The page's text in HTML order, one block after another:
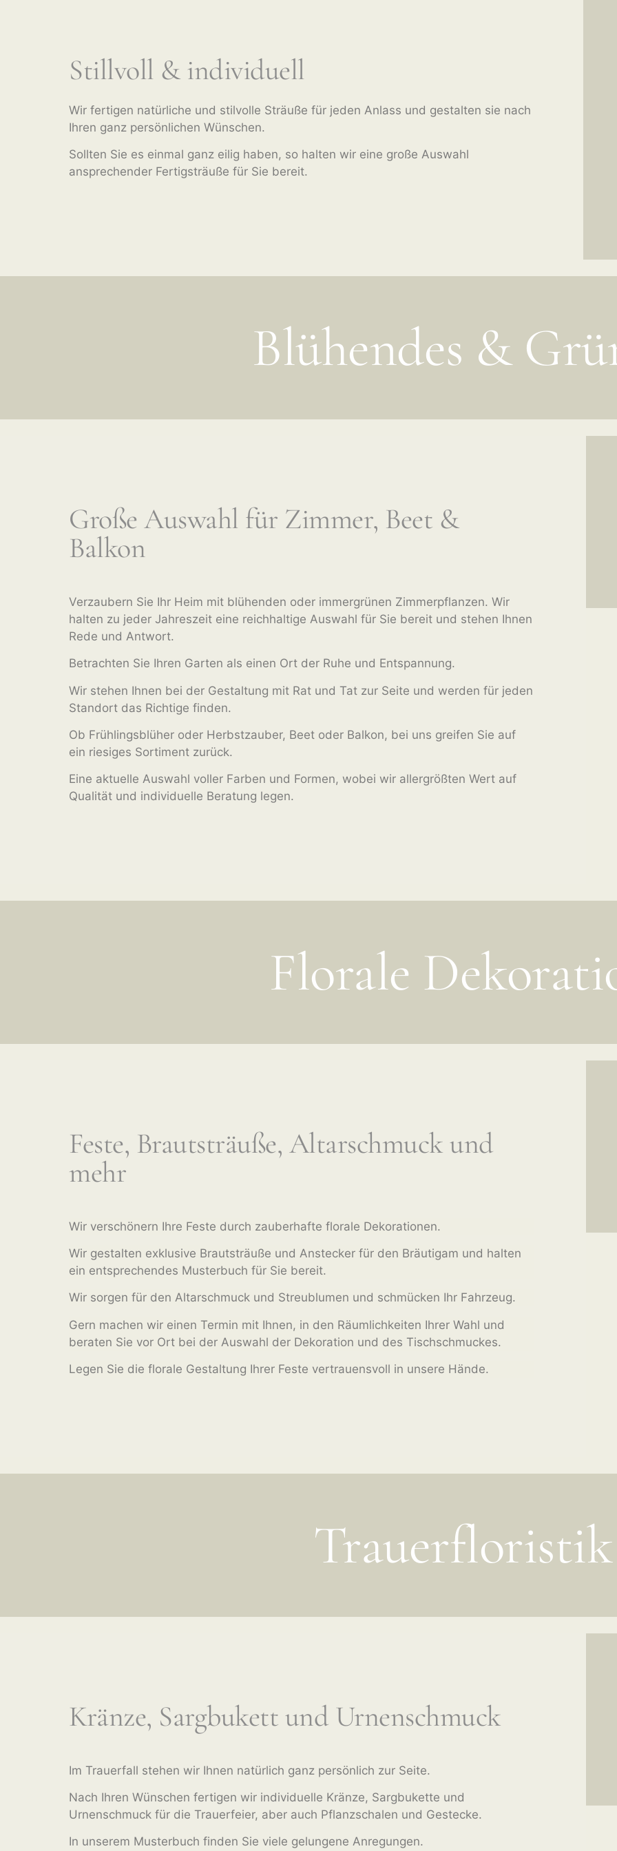
Stillvoll & individuell
Wir fertigen natürliche und stilvolle Sträuße für jeden Anlass und gestalten sie nach
Ihren ganz persönlichen Wünschen.
Sollten Sie es einmal ganz eilig haben, so halten wir eine große Auswahl
ansprechender Fertigsträuße für Sie bereit.
Blühendes &
Große Auswahl für Zimmer, Beet &
Balkon
Verzaubern Sie Ihr Heim mit blühenden oder immergrünen Zimmerpflanzen. Wir
halten zu jeder Jahreszeit eine reichhaltige Auswahl für Sie bereit und stehen Ihnen
Rede und Antwort.
Betrachten Sie Ihren Garten als einen Ort der Ruhe und Entspannung.
Wir stehen Ihnen bei der Gestaltung mit Rat und Tat zur Seite und werden für jeden
Standort das Richtige finden.
Ob Frühlingsblüher oder Herbstzauber, Beet oder Balkon, bei uns greifen Sie auf
ein riesiges Sortiment zurück.
Eine aktuelle Auswahl voller Farben und Formen, wobei wir allergrößten Wert auf
Qualität und individuelle Beratung legen.
Florale
Feste, Brautsträuße, Altarschmuck und
mehr
Wir verschönern Ihre Feste durch zauberhafte florale Dekorationen.
Wir gestalten exklusive Brautsträuße und Anstecker für den Bräutigam und halten
ein entsprechendes Musterbuch für Sie bereit.
Wir sorgen für den Altarschmuck und Streublumen und schmücken Ihr Fahrzeug.
Gern machen wir einen Termin mit Ihnen, in den Räumlichkeiten Ihrer Wahl und
beraten Sie vor Ort bei der Auswahl der Dekoration und des Tischschmuckes.
Legen Sie die florale Gestaltung Ihrer Feste vertrauensvoll in unsere Hände.
Trauerfloristik
Kränze, Sargbukett und Urnenschmuck
Im Trauerfall stehen wir Ihnen natürlich ganz persönlich zur Seite.
Nach Ihren Wünschen fertigen wir individuelle Kränze, Sargbukette und
Urnenschmuck für die Trauerfeier, aber auch Pflanzschalen und Gestecke.
In unserem Musterbuch finden Sie viele gelungene Anregungen.